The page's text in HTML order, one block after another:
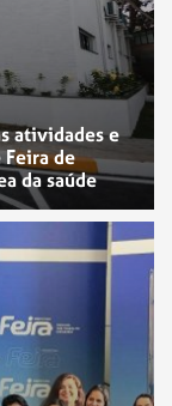
atividades e
de
da saúde